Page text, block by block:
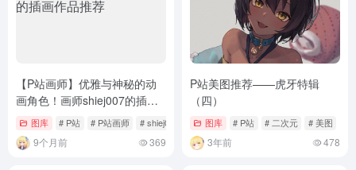
【P站画师】优雅与神秘的动
画角色！画师shiej007的插画
作品推荐
图库 # P站 # P站画师 # shiej007
9个月前 369
P站美图推荐——虎牙特辑
（四）
图库 # P站 # 二次元 # 美图
3年前 478